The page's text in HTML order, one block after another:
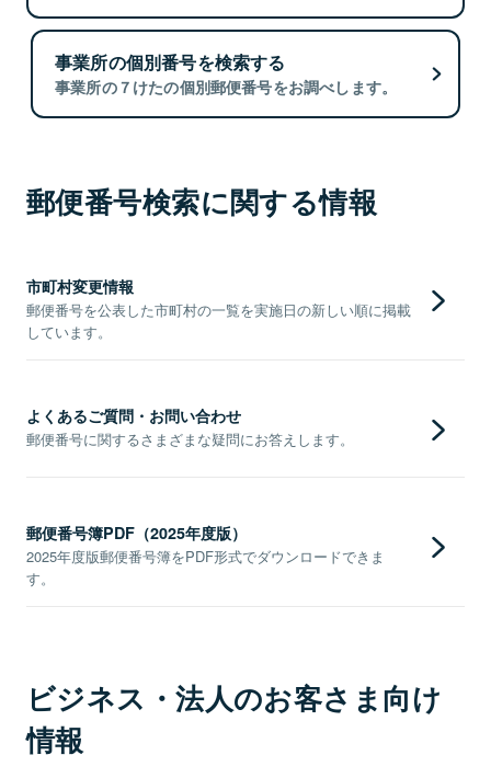
事業所の個別番号を検索する
事業所の７けたの個別郵便番号をお調べします。
郵便番号検索に関する情報
市町村変更情報
郵便番号を公表した市町村の一覧を実施日の新しい順に掲載
しています。
よくあるご質問・お問い合わせ
郵便番号に関するさまざまな疑問にお答えします。
郵便番号簿PDF（2025年度版）
2025年度版郵便番号簿をPDF形式でダウンロードできま
す。
ビジネス・法人のお客さま向け
情報